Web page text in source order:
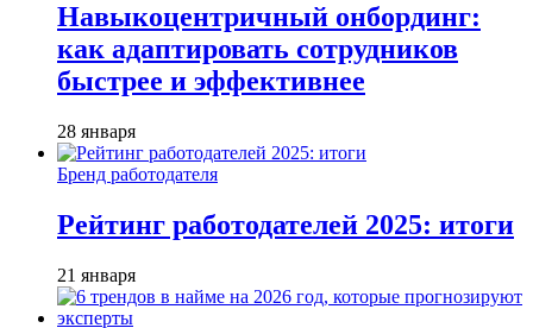
Навыкоцентричный онбординг:
как адаптировать сотрудников
быстрее и эффективнее
28 января
Бренд работодателя
Рейтинг работодателей 2025: итоги
21 января